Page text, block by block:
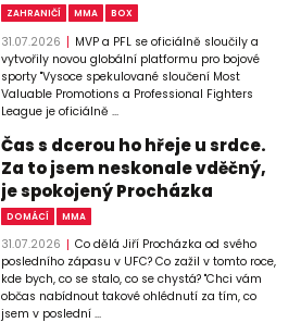
ZAHRANIČÍ MMA BOX
31.07.2026
MVP a PFL se oficiálně sloučily a
vytvořily novou globální platformu pro bojové
sporty "Vysoce spekulované sloučení Most
Valuable Promotions a Professional Fighters
League je oficiálně ...
Čas s dcerou ho hřeje u srdce.
Za to jsem neskonale vděčný,
je spokojený Procházka
DOMÁCÍ MMA
31.07.2026
Co dělá Jiří Procházka od svého
posledního zápasu v UFC? Co zažil v tomto roce,
kde bych, co se stalo, co se chystá? "Chci vám
občas nabídnout takové ohlédnutí za tím, co
jsem v poslední ...